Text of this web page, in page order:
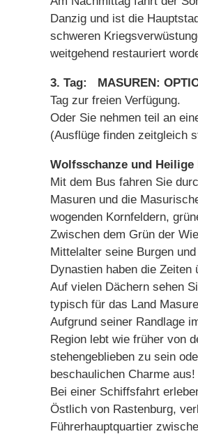
Danzig und ist die
schweren
weitgehend restauriert
3. Tag: MASUREN:
Tag zur freien Verfügung.
Oder Sie nehmen teil an
(Ausflüge finden zeitgleich
Wolfsschanze und Heilige
Mit dem Bus fahren Sie
Masuren und die
wogenden Kornfeldern,
Zwischen dem Grün der
Mittelalter seine Burgen
Dynastien haben die Zeiten
Auf vielen Dächern sehen
typisch für das Land
Aufgrund seiner Randlage
Region lebt wie früher von
stehengeblieben zu sein
beschaulichen Charme aus!
Bei einer Schiffsfahrt
Östlich von Rastenburg,
Führerhauptquartier